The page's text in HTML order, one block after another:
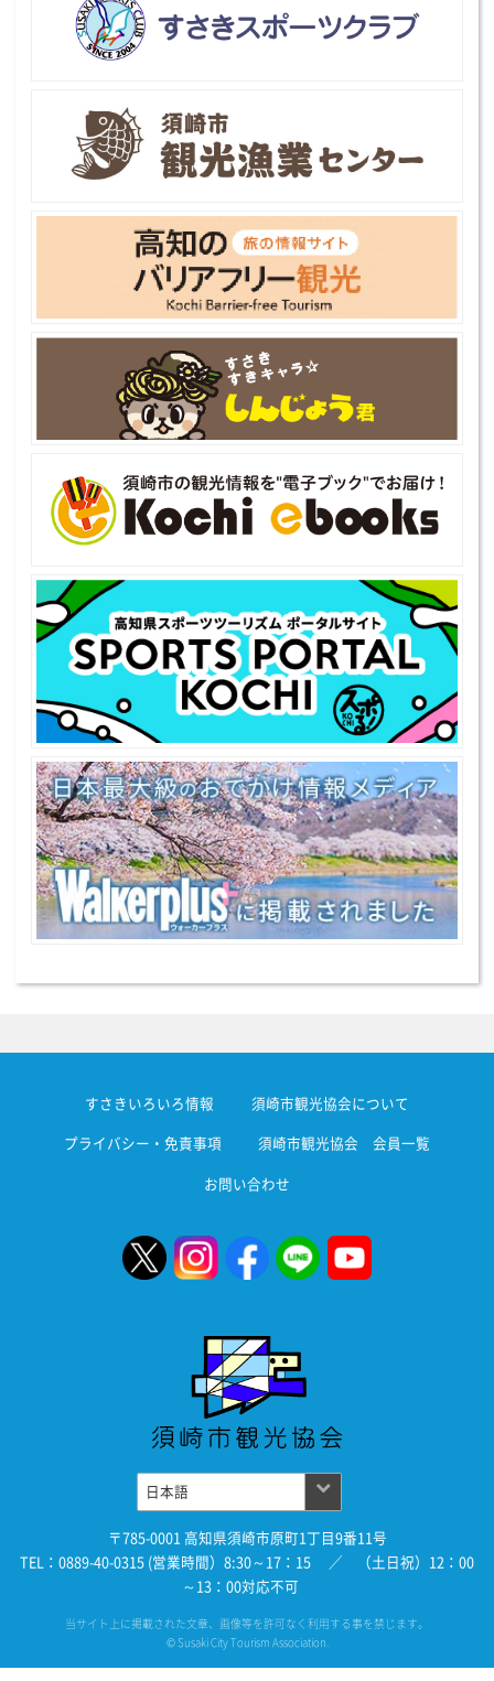
すさきいろいろ情報 須崎市観光協会について
プライバシー・免責事項 須崎市観光協会 会員一覧
お問い合わせ
〒785-0001 高知県須崎市原町1丁目9番11号
TEL：0889-40-0315 (営業時間）8:30～17：15 ／ （土日祝）12：00
～13：00対応不可
当サイト上に掲載された文章、画像等を許可なく利用する事を禁じます。
© Susaki City Tourism Association.